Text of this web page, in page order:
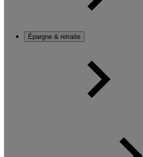
Épargne & retraite